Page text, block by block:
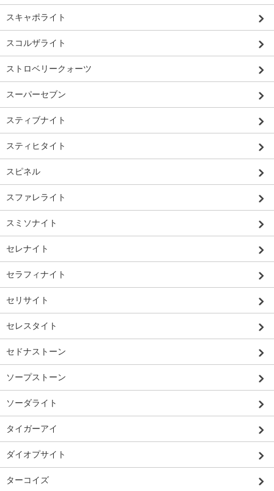
スキャポライト
スコルザライト
ストロベリークォーツ
スーパーセブン
スティブナイト
スティヒタイト
スピネル
スファレライト
スミソナイト
セレナイト
セラフィナイト
セリサイト
セレスタイト
セドナストーン
ソープストーン
ソーダライト
タイガーアイ
ダイオプサイト
ターコイズ